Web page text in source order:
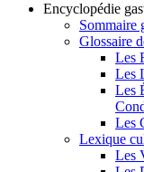
Encyclopédie
Sommaire
Glossaire
Les
Les
Les
Les
Lexique
Les